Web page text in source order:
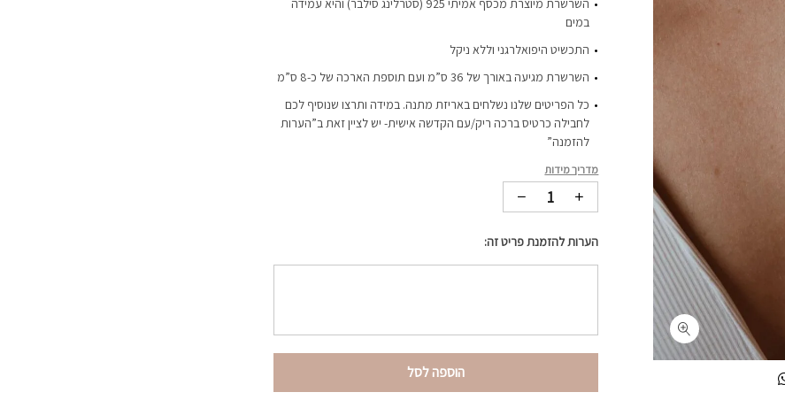
השרשרת מיוצרת מכסף אמיתי 925 (סטרלינג סילבר) והיא עמידה
במים
התכשיט היפואלרגני וללא ניקל
השרשרת מגיעה באורך של 36 ס”מ ועם תוספת הארכה של כ-8 ס”מ
כל הפריטים שלנו נשלחים באריזת מתנה. במידה ותרצו שנוסיף לכם
לחבילה כרטיס ברכה ריק/עם הקדשה אישית- יש לציין זאת ב”הערות
להזמנה”
מדריך מידות
הערות להזמנת פריט זה:
הוספה לסל